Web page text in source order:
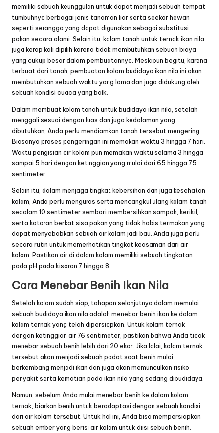
memiliki sebuah keunggulan untuk dapat menjadi sebuah tempat
tumbuhnya berbagai jenis tanaman liar serta seekor hewan
seperti serangga yang dapat digunakan sebagai substitusi
pakan secara alami. Selain itu, kolam tanah untuk ternak ikan nila
juga kerap kali dipilih karena tidak membutuhkan sebuah biaya
yang cukup besar dalam pembuatannya. Meskipun begitu, karena
terbuat dari tanah, pembuatan kolam budidaya ikan nila ini akan
membutuhkan sebuah waktu yang lama dan juga didukung oleh
sebuah kondisi cuaca yang baik.
Dalam membuat kolam tanah untuk budidaya ikan nila, setelah
menggali sesuai dengan luas dan juga kedalaman yang
dibutuhkan, Anda perlu mendiamkan tanah tersebut mengering.
Biasanya proses pengeringan ini memakan waktu 3 hingga 7 hari.
Waktu pengisian air kolam pun memakan waktu selama 3 hingga
sampai 5 hari dengan ketinggian yang mulai dari 65 hingga 75
sentimeter.
Selain itu, dalam menjaga tingkat kebersihan dan juga kesehatan
kolam, Anda perlu menguras serta mencangkul ulang kolam tanah
sedalam 10 sentimeter sembari membersihkan sampah, kerikil,
serta kotoran berkat sisa pakan yang tidak habis termakan yang
dapat menyebabkan sebuah air kolam jadi bau. Anda juga perlu
secara rutin untuk memerhatikan tingkat keasaman dari air
kolam. Pastikan air di dalam kolam memiliki sebuah tingkatan
pada pH pada kisaran 7 hingga 8.
Cara Menebar Benih Ikan Nila
Setelah kolam sudah siap, tahapan selanjutnya dalam memulai
sebuah budidaya ikan nila adalah menebar benih ikan ke dalam
kolam ternak yang telah dipersiapkan. Untuk kolam ternak
dengan ketinggian air 76 sentimeter, pastikan bahwa Anda tidak
menebar sebuah benih lebih dari 20 ekor. Jika lalai, kolam ternak
tersebut akan menjadi sebuah padat saat benih mulai
berkembang menjadi ikan dan juga akan memunculkan risiko
penyakit serta kematian pada ikan nila yang sedang dibudidaya.
Namun, sebelum Anda mulai menebar benih ke dalam kolam
ternak, biarkan benih untuk beradaptasi dengan sebuah kondisi
dari air kolam tersebut. Untuk hal ini, Anda bisa mempersiapkan
sebuah ember yang berisi air kolam untuk diisi sebuah benih.